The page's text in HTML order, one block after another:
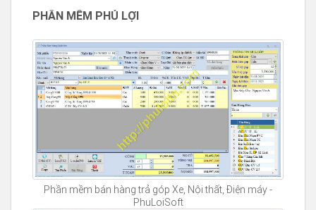
PHẦN MỀM PHÚ LỢI
Phần mềm bán hàng trả góp Xe, Nội thất, Điện máy -
PhuLoiSoft